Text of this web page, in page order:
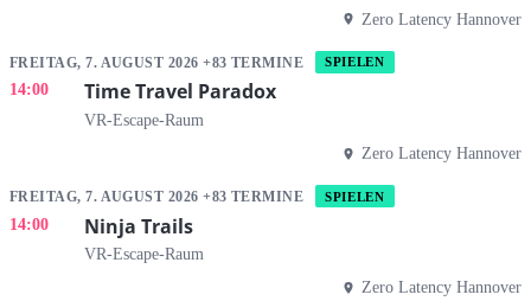
Zero Latency Hannover
FREITAG, 7. AUGUST 2026 +83 TERMINE SPIELEN
14:00 Time Travel Paradox
VR-Escape-Raum
Zero Latency Hannover
FREITAG, 7. AUGUST 2026 +83 TERMINE SPIELEN
14:00 Ninja Trails
VR-Escape-Raum
Zero Latency Hannover